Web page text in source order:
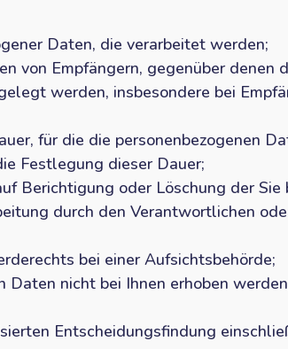
Daten, die verarbeitet werden;
von Empfängern, gegenüber
werden, insbesondere bei
für die die personenbezogenen
Festlegung dieser Dauer;
Berichtigung oder Löschung der
durch den Verantwortlichen
bei einer Aufsichtsbehörde;
Daten nicht bei Ihnen erhoben
Entscheidungsfindung